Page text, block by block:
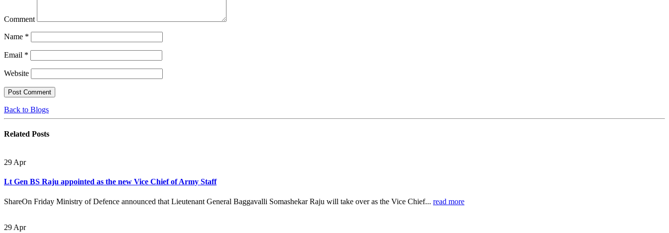
Comment
Name *
Email *
Website
Back to Blogs
Related Posts
29 Apr
Lt Gen BS Raju appointed as the new Vice Chief of Army Staff
ShareOn Friday Ministry of Defence announced that Lieutenant General Baggavalli Somashekar Raju will take over as the Vice Chief... read more
29 Apr